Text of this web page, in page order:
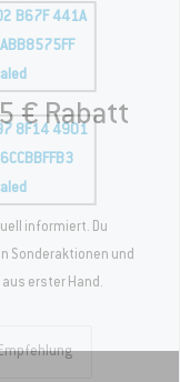
€ Rabatt
informiert. Du
Sonderaktionen und
erster Hand.